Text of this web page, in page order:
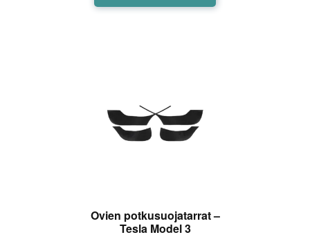
Ovien potkusuojatarrat –
Tesla Model 3